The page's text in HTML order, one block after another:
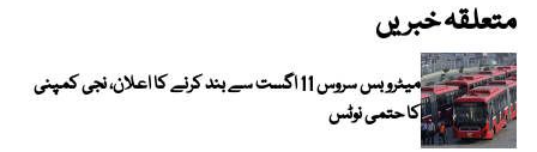
متعلقہ خبریں
میٹرو بس سروس 11 اگست سے بند کرنے کا اعلان، نجی کمپنی
کا حتمی نوٹس